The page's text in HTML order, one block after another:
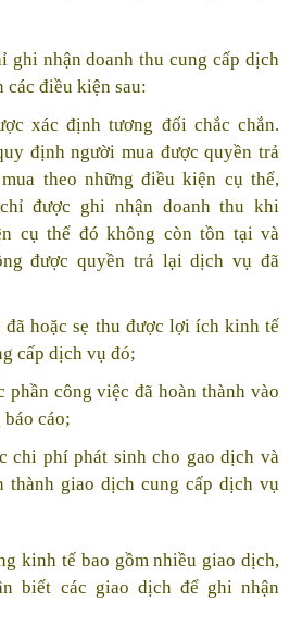
ghi nhận doanh thu cung cấp dịch
các điều kiện sau:
xác định tương đối chắc chắn.
định người mua được quyền trả
theo những điều kiện cụ thể,
được ghi nhận doanh thu khi
cụ thể đó không còn tồn tại và
được quyền trả lại dịch vụ đã
đã hoặc sẹ thu được lợi ích kinh tế
cấp dịch vụ đó;
phần công việc đã hoàn thành vào
cáo;
chi phí phát sinh cho gao dịch và
thành giao dịch cung cấp dịch vụ
kinh tế bao gồm nhiều giao dịch,
biết các giao dịch để ghi nhận